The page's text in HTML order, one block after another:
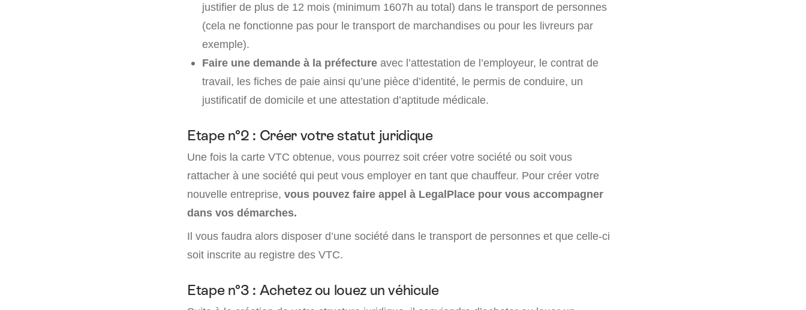
justifier de plus de 12 mois (minimum 1607h au total) dans le transport de personnes
(cela ne fonctionne pas pour le transport de marchandises ou pour les livreurs par
exemple).
Faire une demande à la préfecture avec l’attestation de l’employeur, le contrat de
travail, les fiches de paie ainsi qu’une pièce d’identité, le permis de conduire, un
justificatif de domicile et une attestation d’aptitude médicale.
Etape n°2 : Créer votre statut juridique
Une fois la carte VTC obtenue, vous pourrez soit créer votre société ou soit vous
rattacher à une société qui peut vous employer en tant que chauffeur. Pour créer votre
nouvelle entreprise, vous pouvez faire appel à LegalPlace pour vous accompagner
dans vos démarches.
Il vous faudra alors disposer d’une société dans le transport de personnes et que celle-ci
soit inscrite au registre des VTC.
Etape n°3 : Achetez ou louez un véhicule